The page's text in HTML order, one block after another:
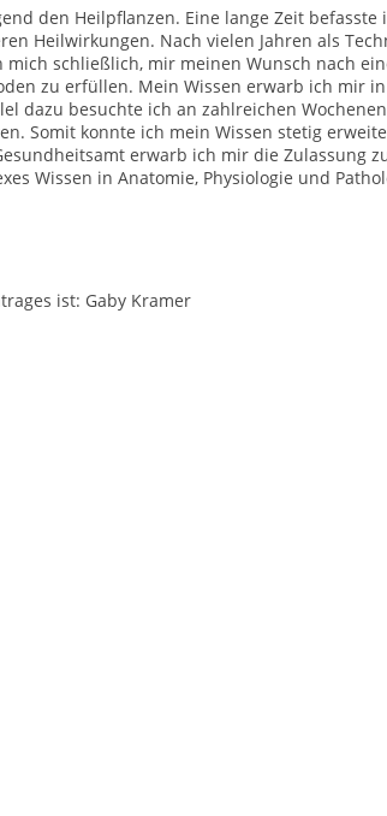
den Heilpflanzen. Eine lange Zeit
Heilwirkungen. Nach vielen Jahren als
schließlich, mir meinen Wunsch nach
zu erfüllen. Mein Wissen erwarb ich mir
dazu besuchte ich an zahlreichen
Somit konnte ich mein Wissen stetig
erwarb ich mir die Zulassung
Wissen in Anatomie, Physiologie und
ist: Gaby Kramer